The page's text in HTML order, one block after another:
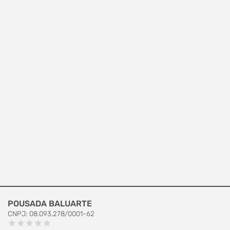
POUSADA BALUARTE
CNPJ: 08.093.278/0001-62
star star star star star